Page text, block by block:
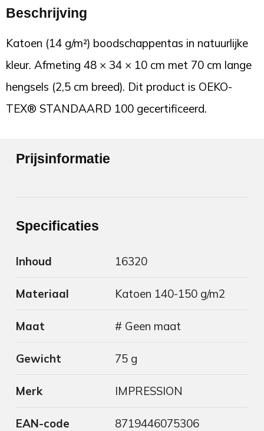
Beschrijving
Katoen (14 g/m²) boodschappentas in natuurlijke
kleur. Afmeting 48 × 34 × 10 cm met 70 cm lange
hengsels (2,5 cm breed). Dit product is OEKO-
TEX® STANDAARD 100 gecertificeerd.
Prijsinformatie
Specificaties
Inhoud 16320
Materiaal Katoen 140-150 g/m2
Maat # Geen maat
Gewicht 75 g
Merk IMPRESSION
EAN-code 8719446075306